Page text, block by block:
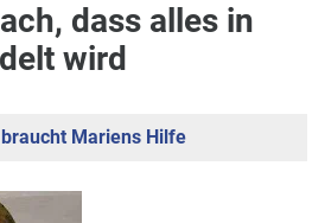
dass alles in
wird
Mariens Hilfe